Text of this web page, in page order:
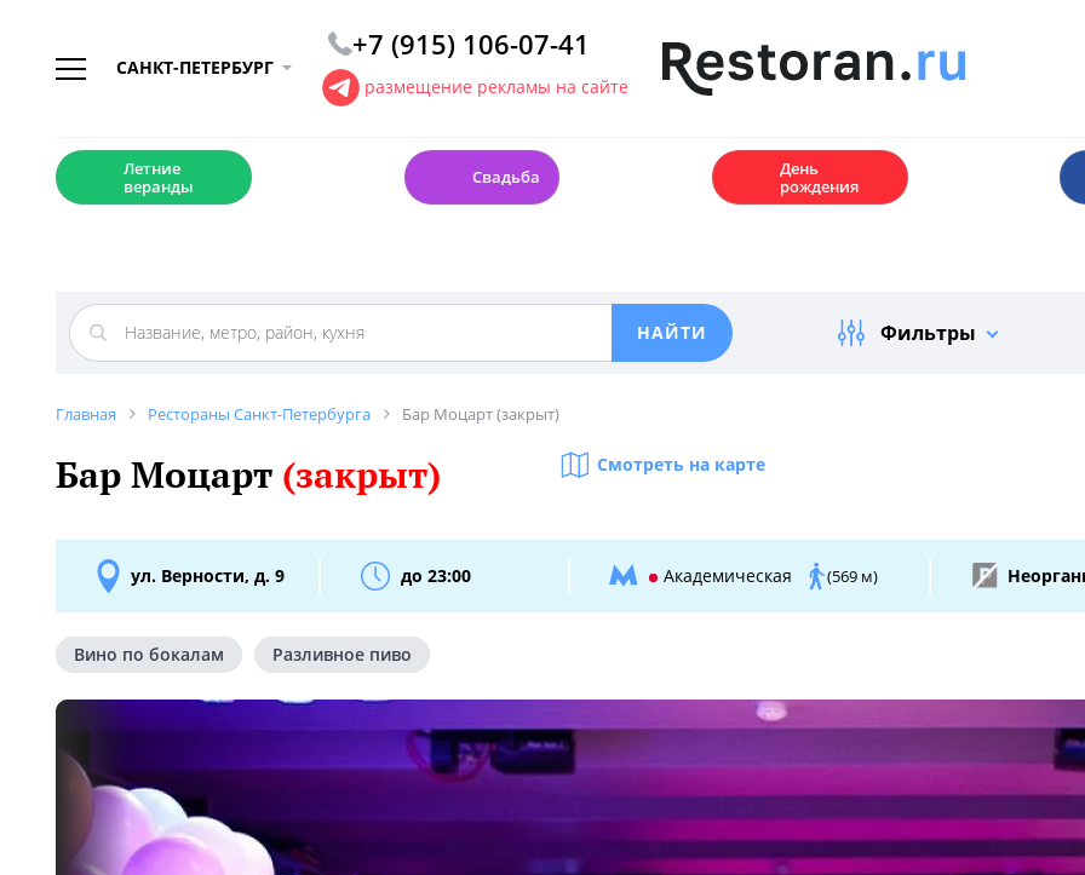
САНКТ-ПЕТЕРБУРГ
+7 (915) 106-07-41
размещение рекламы на сайте
Летние
веранды
Свадьба
День
рождения
Фильтры
Главная Рестораны Санкт-Петербурга Бар Моцарт (закрыт)
Бар Моцарт (закрыт) Смотреть на карте
ул. Верности, д. 9 до 23:00 Академическая (569 м)
Вино по бокалам Разливное пиво